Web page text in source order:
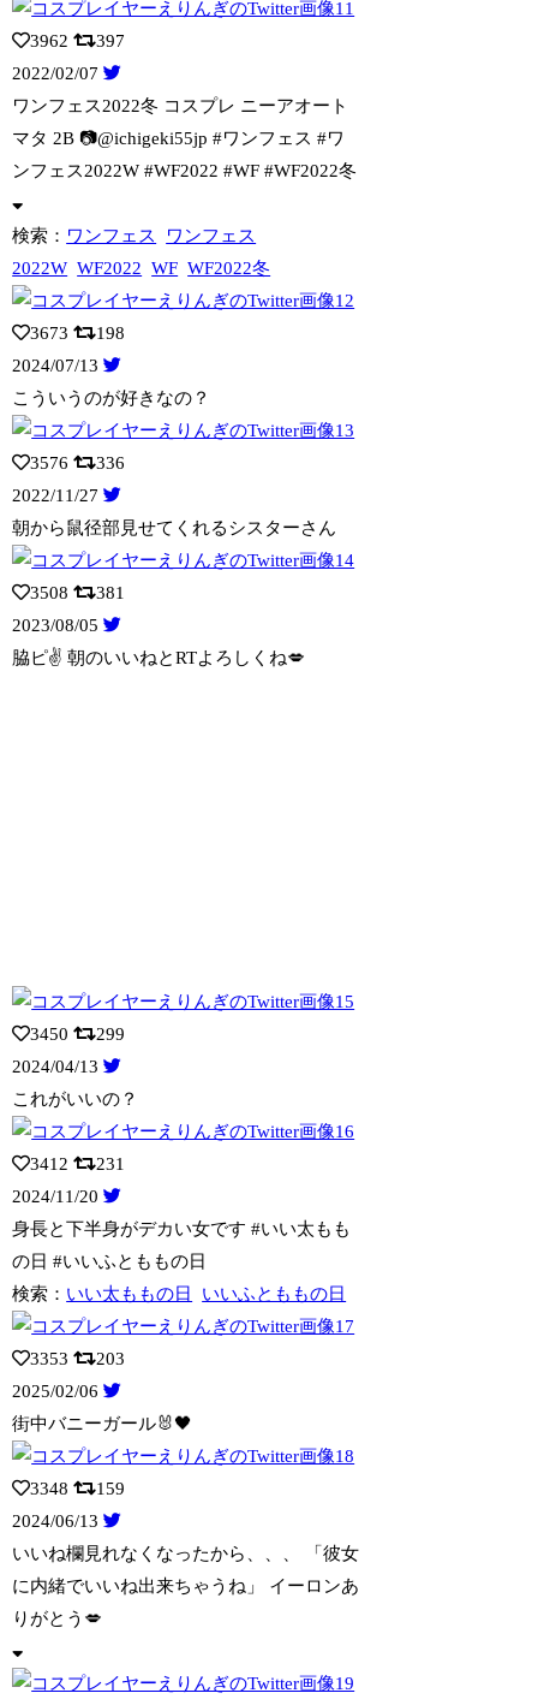
3962
397
2022/02/07
ワンフェス2022冬 コスプレ ニーアオート
マタ 2B 📷@ichigeki55jp #ワンフェス #ワ
ンフェス2022W #WF2022 #WF #WF2022冬
検索： ワンフェス
ワンフェス
2022W WF2022 WF WF2022冬
3673
198
2024/07/13
こういうのが好きなの？
3576
336
2022/11/27
朝から鼠径部見せてくれるシスターさん
3508
381
2023/08/05
脇ピ✌️ 朝のいいねとRTよろしくね💋
3450
299
2024/04/13
これがいいの？
3412
231
2024/11/20
身長と下半身がデカい女です #いい太もも
の日 #いいふとももの日
検索： いい太ももの日 いいふとももの日
3353
203
2025/02/06
街中バニーガール🐰🖤
3348
159
2024/06/13
いいね欄見れなくなったから、、、 「彼女
に内緒でいいね出来ちゃうね」 イーロ ンあ
りがとう💋